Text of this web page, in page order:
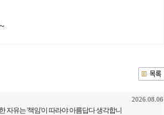
자유는 '책임'이 따라야 아름답다 생각합니
2026.08.06